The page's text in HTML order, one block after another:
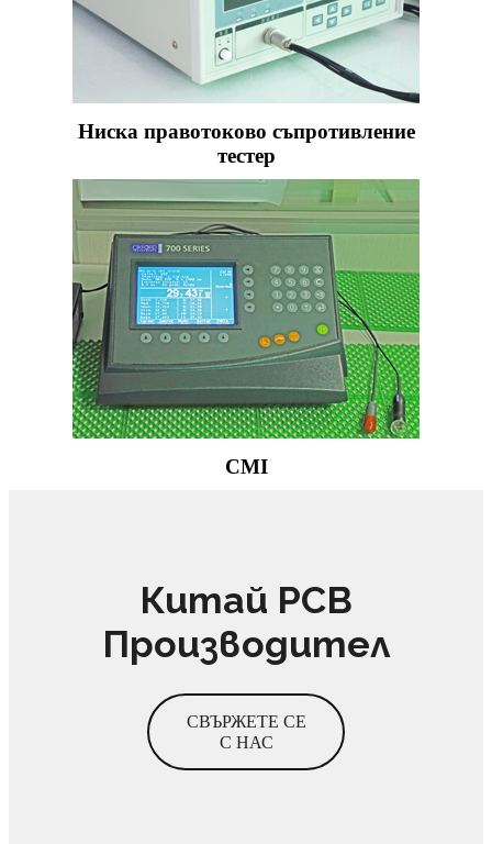
Ниска правотоково съпротивление
тестер
CMI
Китай PCB
Производител
СВЪРЖЕТЕ СЕ
С НАС